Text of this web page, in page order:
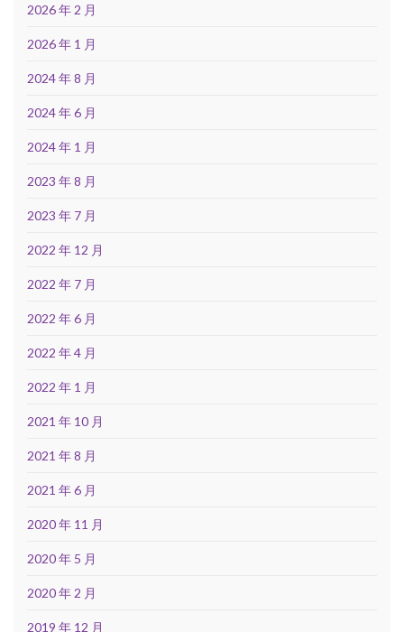
2026 年 2 月
2026 年 1 月
2024 年 8 月
2024 年 6 月
2024 年 1 月
2023 年 8 月
2023 年 7 月
2022 年 12 月
2022 年 7 月
2022 年 6 月
2022 年 4 月
2022 年 1 月
2021 年 10 月
2021 年 8 月
2021 年 6 月
2020 年 11 月
2020 年 5 月
2020 年 2 月
2019 年 12 月